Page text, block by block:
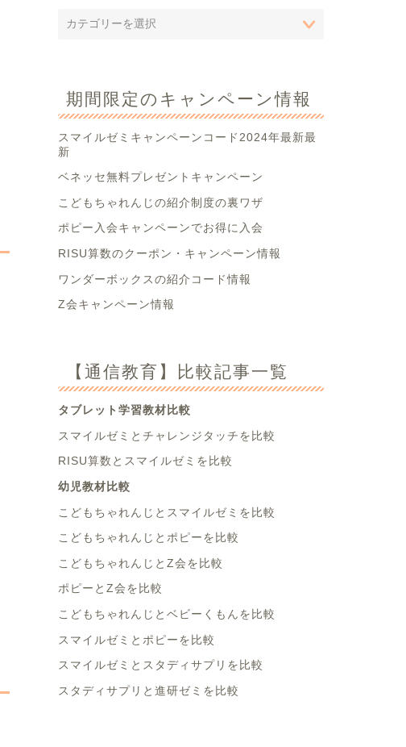
期間限定のキャンペーン情報
スマイルゼミキャンペーンコード2024年最新最
新
ベネッセ無料プレゼントキャンペーン
こどもちゃれんじの紹介制度の裏ワザ
ポピー入会キャンペーンでお得に入会
RISU算数のクーポン・キャンペーン情報
ワンダーボックスの紹介コード情報
Z会キャンペーン情報
【通信教育】比較記事一覧
タブレット学習教材比較
スマイルゼミとチャレンジタッチを比較
RISU算数とスマイルゼミを比較
幼児教材比較
こどもちゃれんじとスマイルゼミを比較
こどもちゃれんじとポピーを比較
こどもちゃれんじとZ会を比較
ポピーとZ会を比較
こどもちゃれんじとベビーくもんを比較
スマイルゼミとポピーを比較
スマイルゼミとスタディサプリを比較
スタディサプリと進研ゼミを比較